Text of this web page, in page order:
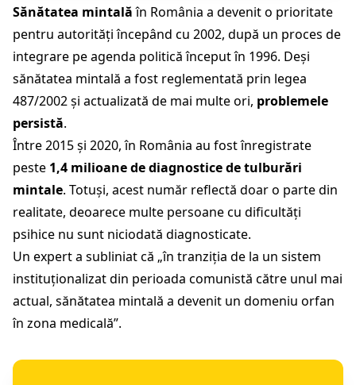
Sănătatea mintalăîn România a devenit o prioritate
pentru autorități începând cu 2002, după un proces de
integrare pe agenda politică început în 1996. Deși
sănătatea mintală a fost reglementată prin legea
487/2002 și actualizată de mai multe ori, problemele
persistă.
Între 2015 și 2020, în România au fost înregistrate
peste 1,4 milioane de diagnostice de tulburări
mintale. Totuși, acest număr reflectă doar o parte din
realitate, deoarece multe persoane cu dificultăți
psihice nu sunt niciodată diagnosticate.
Un expert a subliniat că „în tranziția de la un sistem
instituționalizat din perioada comunistă către unul mai
actual, sănătatea mintală a devenit un domeniu orfan
în zona medicală”.